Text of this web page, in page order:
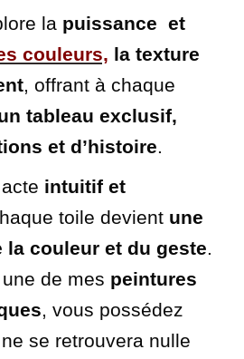
la puissance et
couleurs, la texture
, offrant à chaque
tableau exclusif,
et d’histoire.
intuitif et
toile devient une
la couleur et du geste.
de mes peintures
, vous possédez
se retrouvera nulle